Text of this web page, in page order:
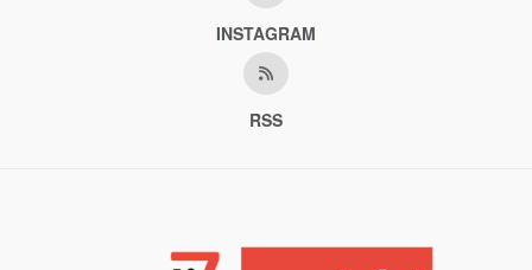
INSTAGRAM
RSS